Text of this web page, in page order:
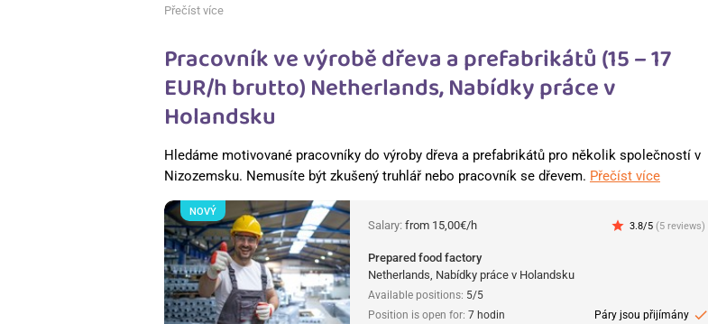
Přečíst více
Pracovník ve výrobě dřeva a prefabrikátů (15 – 17
EUR/h brutto) Netherlands, Nabídky práce v
Holandsku
Hledáme motivované pracovníky do výroby dřeva a prefabrikátů pro několik společností v
Nizozemsku. Nemusíte být zkušený truhlář nebo pracovník se dřevem. Přečíst více
Salary: from 15,00€/h star 3.8/5 (5 reviews)
Prepared food factory
Netherlands, Nabídky práce v Holandsku
Available positions: 5/5
Position is open for: 7 hodin Páry jsou přijímány check
NOVÝ